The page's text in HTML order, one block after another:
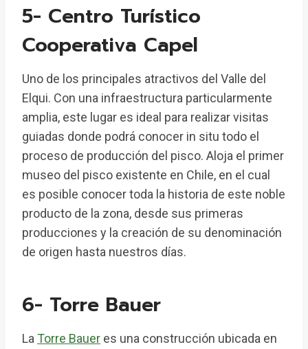
5- Centro Turístico
Cooperativa Capel
Uno de los principales atractivos del Valle del
Elqui. Con una infraestructura particularmente
amplia, este lugar es ideal para realizar visitas
guiadas donde podrá conocer in situ todo el
proceso de producción del pisco. Aloja el primer
museo del pisco existente en Chile, en el cual
es posible conocer toda la historia de este noble
producto de la zona, desde sus primeras
producciones y la creación de su denominación
de origen hasta nuestros días.
6- Torre Bauer
La Torre Bauer es una construcción ubicada en